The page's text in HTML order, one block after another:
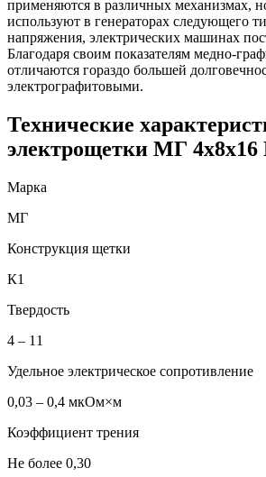
применяются в различных механизмах,
используют в генераторах следующего
напряжения, электрических машинах
Благодаря своим показателям медно-
отличаются гораздо большей
электрографитовыми.
Технические
электрощетки МГ 4х8х16
Марка
МГ
Конструкция щетки
К1
Твердость
4 – 11
Удельное электрическое сопротивление
0,03 – 0,4 мкОм×м
Коэффициент трения
Не более 0,30